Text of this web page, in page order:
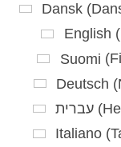
Dansk (
English (
Suomi (
Deutsch (
עברית (
Italiano (